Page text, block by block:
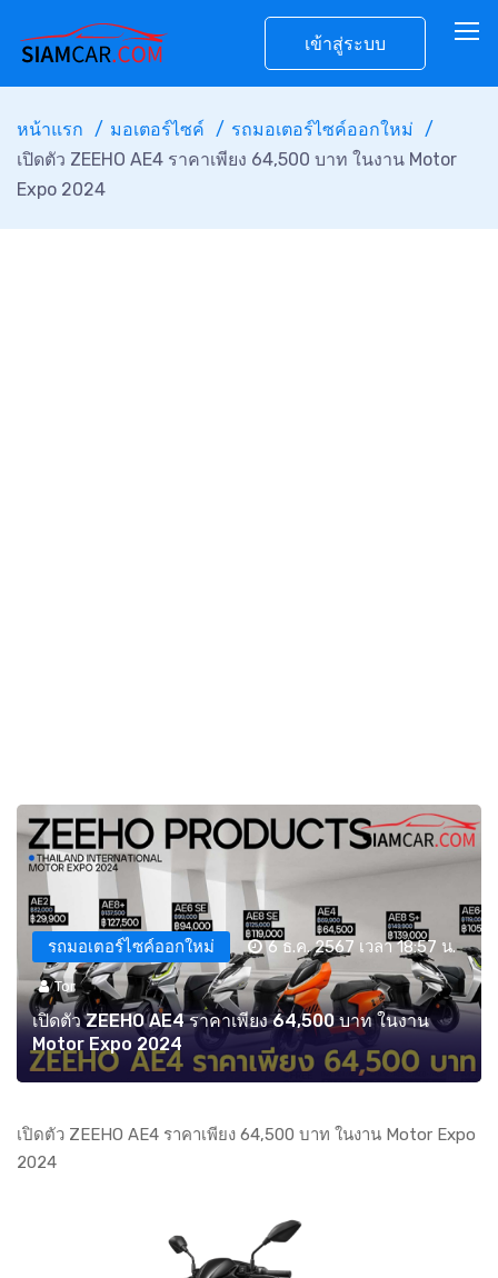
เข้าสู่ระบบ
หน้าแรก มอเตอร์ไซค์
รถมอเตอร์ไซค์ออกใหม่
เปิดตัว ZEEHO AE4 ราคาเพียง 64,500 บาท ในงาน Motor
Expo 2024
รถมอเตอร์ไซค์ออกใหม่ 6 ธ.ค. 2567 เวลา 18:57 น.
Tor
เปิดตัว ZEEHO AE4 ราคาเพียง 64,500 บาท ในงาน
Motor Expo 2024
เปิดตัว ZEEHO AE4 ราคาเพียง 64,500 บาท ในงาน Motor Expo
2024